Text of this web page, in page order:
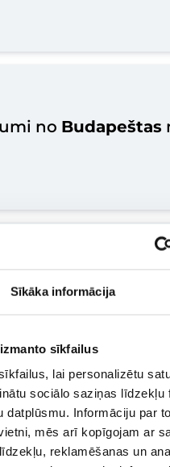
Sīkāka informācija
sīkfailus
lai personalizētu
sociālo saziņas līdzekļu
datplūsmu. Informāciju par
mēs arī kopīgojam ar
reklamēšanas un
no Budapeštas
noSaloniki
no
no Milānasno